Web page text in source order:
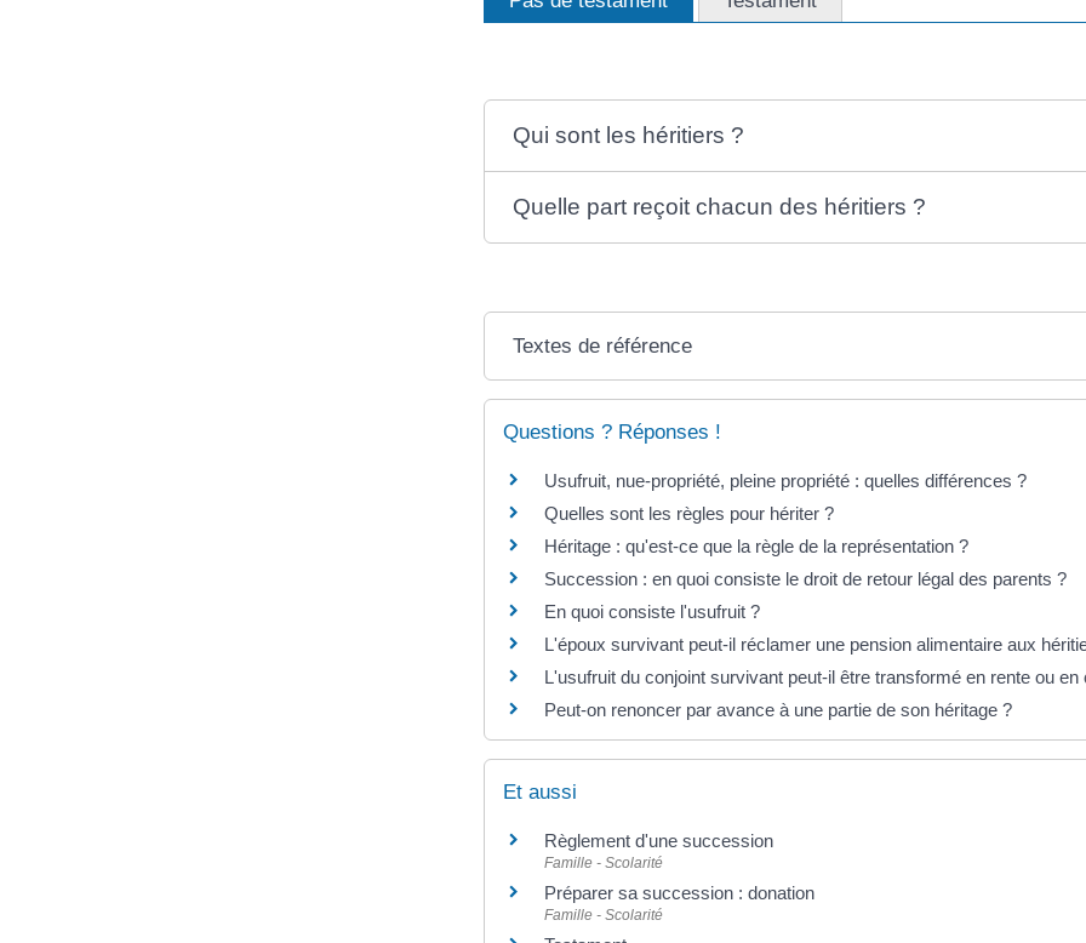
Qui sont les héritiers ?
Quelle part reçoit chacun des héritiers ?
Textes de référence
Questions ? Réponses !
Usufruit, nue-propriété, pleine propriété : quelles différences ?
Quelles sont les règles pour hériter ?
Héritage : qu'est-ce que la règle de la représentation ?
Succession : en quoi consiste le droit de retour légal des parents ?
En quoi consiste l'usufruit ?
L'époux survivant peut-il réclamer une pension alimentaire aux
L'usufruit du conjoint survivant peut-il être transformé en rente ou en
Peut-on renoncer par avance à une partie de son héritage ?
Et aussi
Règlement d'une succession
Famille - Scolarité
Préparer sa succession : donation
Famille - Scolarité